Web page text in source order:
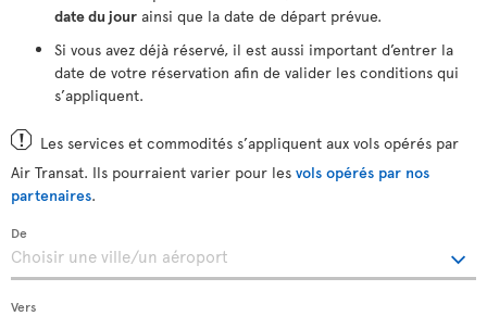
date du jour ainsi que la date de départ prévue.
Si vous avez déjà réservé, il est aussi important d’entrer la
date de votre réservation afin de valider les conditions qui
s’appliquent.
Les services et commodités s’appliquent aux vols opérés par
Air Transat. Ils pourraient varier pour les vols opérés par nos
partenaires.
De
Vers